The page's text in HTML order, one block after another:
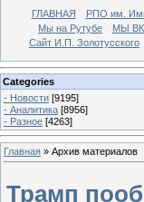
ГЛАВНАЯ РПО им.
Мы на Рутубе
МЫ
Сайт И.П. Золотусского
Categories
- Новости [9195]
- Аналитика [8956]
- Разное [4263]
Главная » Архив материалов
Трамп